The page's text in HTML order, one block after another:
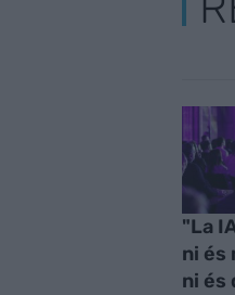
"La
ni és
ni és